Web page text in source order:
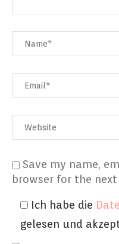
Save my name,
browser for the
Ich habe die
gelesen und